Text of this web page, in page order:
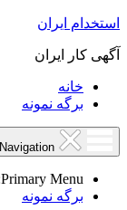
استخدام ایران
آگهی کار ایران
خانه
برگه نمونه
Primary Menu:
برگه نمونه